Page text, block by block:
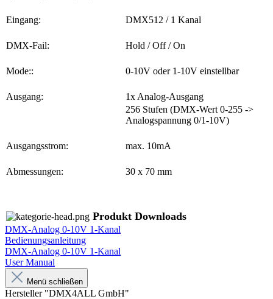
Eingang: DMX512 / 1 Kanal
DMX-Fail: Hold / Off / On
Mode:: 0-10V oder 1-10V einstellbar
Ausgang:
1x Analog-Ausgang
256 Stufen (DMX-Wert 0-255 ->
Analogspannung 0/1-10V)
Ausgangsstrom: max. 10mA
Abmessungen: 30 x 70 mm
Produkt Downloads
DMX-Analog 0-10V 1-Kanal
Bedienungsanleitung
DMX-Analog 0-10V 1-Kanal
User Manual
Menü schließen
Hersteller "DMX4ALL GmbH"